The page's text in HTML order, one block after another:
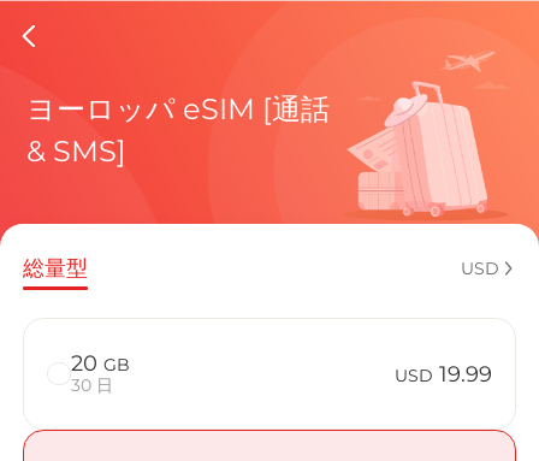
Italy
現在の目
eSIMの利
ヨーロッパ eSIM [通話
& SMS]
総量型 USD
20 GB
30 日
USD 19.99